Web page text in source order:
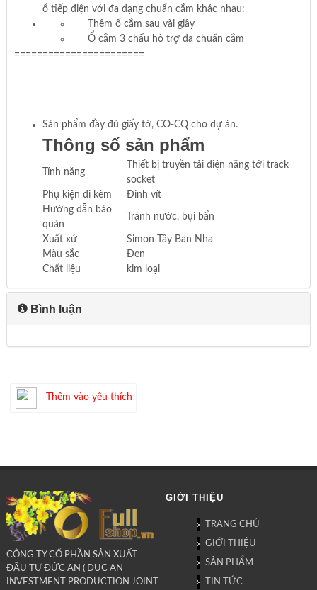
ổ tiếp điện với đa dạng chuẩn cắm khác nhau:
Thêm ổ cắm sau vài giây
Ổ cắm 3 chấu hỗ trợ đa chuẩn cắm
=======================
Sản phẩm đầy đủ giấy tờ, CO-CQ cho dự án.
Thông số sản phẩm
Tính năng
Thiết bị truyền tải điện năng tới track
socket
Phụ kiện đi kèm
Đinh vít
Hướng dẫn bảo
quản
Tránh nước, bụi bẩn
Xuất xứ
Simon Tây Ban Nha
Màu sắc
Đen
Chất liệu
kim loại
Bình luận
Thêm vào yêu thích
CÔNG TY CỔ PHẦN SẢN XUẤT
ĐẦU TƯ ĐỨC AN ( DUC AN
INVESTMENT PRODUCTION JOINT
GIỚI THIỆU
TRANG CHỦ
GIỚI THIỆU
SẢN PHẨM
TIN TỨC